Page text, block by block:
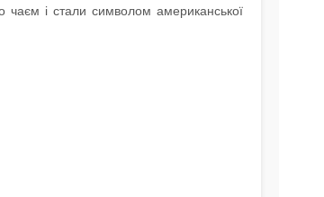
чаєм і стали символом американської